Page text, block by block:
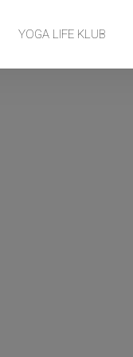
YOGA LIFE KLUB